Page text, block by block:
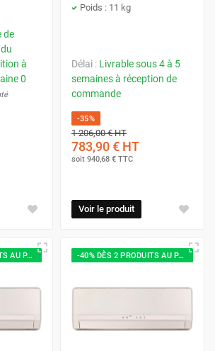
de
à
0
Poids : 11 kg
Délai : Livrable sous 4 à 5
semaines à réception de
commande
-35%
1 206,00 €HT
783,90 € HT
soit 940,68 € TTC
Voir le produit
-40% DÈS 2 PRODUITS AU PANIER -40% DÈS 2 PRODUITS AU PANIER